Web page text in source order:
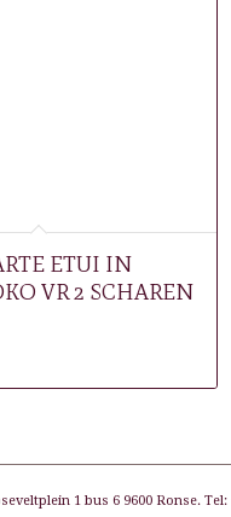
ETUI IN
VR 2 SCHAREN
1 bus 6 9600 Ronse. Tel: